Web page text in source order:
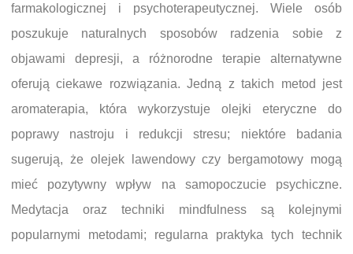
farmakologicznej i psychoterapeutycznej. Wiele osób
poszukuje naturalnych sposobów radzenia sobie z
objawami depresji, a różnorodne terapie alternatywne
oferują ciekawe rozwiązania. Jedną z takich metod jest
aromaterapia, która wykorzystuje olejki eteryczne do
poprawy nastroju i redukcji stresu; niektóre badania
sugerują, że olejek lawendowy czy bergamotowy mogą
mieć pozytywny wpływ na samopoczucie psychiczne.
Medytacja oraz techniki mindfulness są kolejnymi
popularnymi metodami; regularna praktyka tych technik